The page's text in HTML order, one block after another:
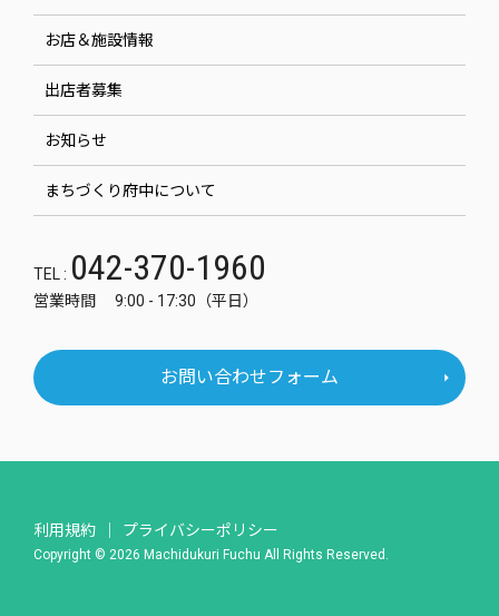
お店＆施設情報
出店者募集
お知らせ
まちづくり府中について
TEL : 042-370-1960
営業時間 9:00 - 17:30（平日）
お問い合わせフォーム
利用規約 プライバシーポリシー
Copyright © 2026 Machidukuri Fuchu All Rights Reserved.